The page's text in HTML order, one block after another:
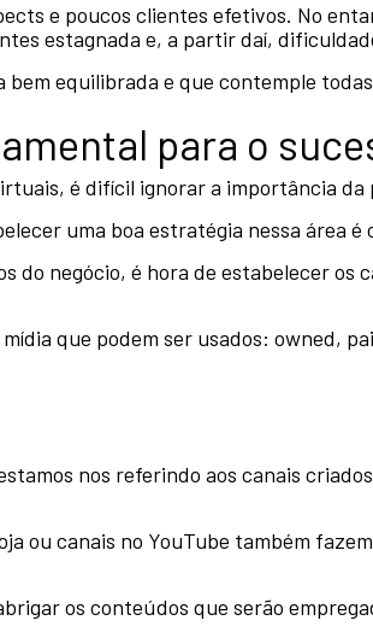
e poucos clientes efetivos. No
estagnada e, a partir daí,
equilibrada e que contemple
para o
é difícil ignorar a importância
uma boa estratégia nessa área é
negócio, é hora de estabelecer os
que podem ser usados: owned,
nos referindo aos canais
ou canais no YouTube também
os conteúdos que serão